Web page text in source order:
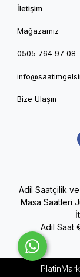
İletişim
Mağazamız
0505 764 97 08
Bize Ulaşın
Adil Saatçilik
Masa Saatleri
Adil Saat